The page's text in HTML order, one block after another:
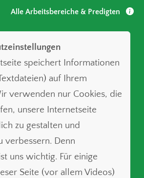
Alle Arbeitsbereiche & Predigten
speichert Informationen
auf Ihrem
verwenden nur Cookies, die
unsere Internetseite
zu gestalten und
verbessern. Denn
uns wichtig. Für einige
Seite (vor allem Videos)